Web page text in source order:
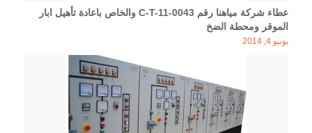
عطاء شركة مياهنا رقم C-T-11-0043 والخاص باعادة تأهيل ابار
الموقر ومحطة الضخ
يونيو 4, 2014